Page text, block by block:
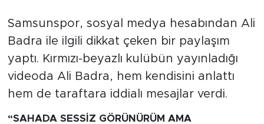
Samsunspor, sosyal medya hesabından Ali
Badra ile ilgili dikkat çeken bir paylaşım
yaptı. Kırmızı-beyazlı kulübün yayınladığı
videoda Ali Badra, hem kendisini anlattı
hem de taraftara iddialı mesajlar verdi.
“SAHADA SESSİZ GÖRÜNÜRÜM AMA